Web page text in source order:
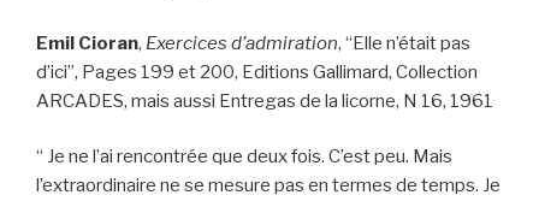
Emil Cioran, Exercices d’admiration, “Elle n’était pas
d’ici”, Pages 199 et 200, Editions Gallimard, Collection
ARCADES, mais aussi Entregas de la licorne, N 16, 1961
“ Je ne l’ai rencontrée que deux fois. C’est peu. Mais
l’extraordinaire ne se mesure pas en termes de temps. Je